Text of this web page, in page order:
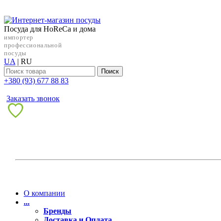
Посуда для HoReCa и дома
импортер
профессиональной
посуды
UA | RU
Поиск
+38‎0 (93) 677 88 83
Заказать звонок
О компании
...
Бренды